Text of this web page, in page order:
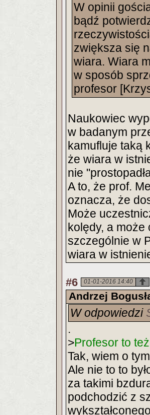
W opinii
bądź
zwiększa się
wiara. Wiara
w sposób
profesor
Naukowiec
w badanym
kamufluje taką
że wiara w
nie
A to, że prof.
oznacza, że
Może
kolędy, a może
szczególnie w
wiara w
#6 01-01-2016 14:40
Andrzej
W odpowiedzi
.
>Profesor to
Tak, wiem o
Ale nie to to
za takimi
podchodzić z